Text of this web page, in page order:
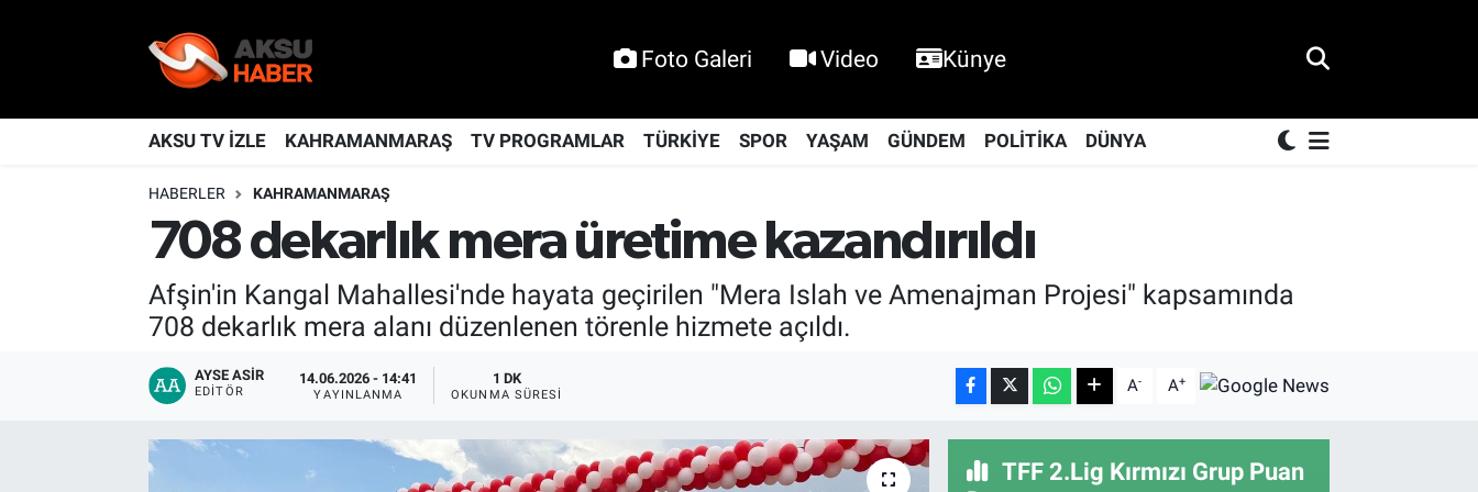
Foto Galeri Video Künye
AKSU TV İZLE KAHRAMANMARAŞ TV PROGRAMLAR TÜRKİYE SPOR YAŞAM GÜNDEM POLİTİKA DÜNYA
HABERLER KAHRAMANMARAŞ
708 dekarlık mera üretime kazandırıldı
Afşin'in Kangal Mahallesi'nde hayata geçirilen "Mera Islah ve Amenajman Projesi" kapsamında
708 dekarlık mera alanı düzenlenen törenle hizmete açıldı.
AYSE ASIR
EDITÖR
14.06.2026 - 14:41
YAYINLANMA
1 DK
OKUNMA SÜRESI A- A+
TFF 2.Lig Kırmızı Grup Puan
KAHRAMANMARAŞ
Nöbetçi Eczaneler
Hava Durumu
Kahramanmaraş Namaz Vakitleri
Trafik Durumu
TFF 2.Lig Kırmızı Grup Puan Durumu ve Fikstür
Tüm Manşetler
Haber Arşivi